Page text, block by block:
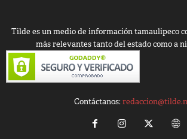
Tilde es un medio de información tamaulipeco
más relevantes tanto del estado como a
Contáctanos: